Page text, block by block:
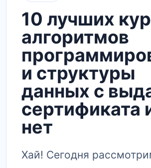
10 лучших
алгоритмов
и структуры
данных с
сертификата
нет
Хай! Сегодня